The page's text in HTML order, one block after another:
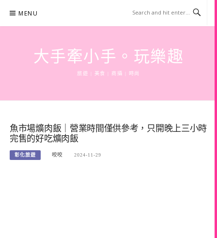
content
MENU
大手牽小手。玩樂趣
旅遊 | 美食 | 商攝 | 時尚
魚市場爌肉飯｜營業時間僅供參考，只開晚上三小時
完售的好吃爌肉飯
彰化旅遊 咬咬 2024-11-29